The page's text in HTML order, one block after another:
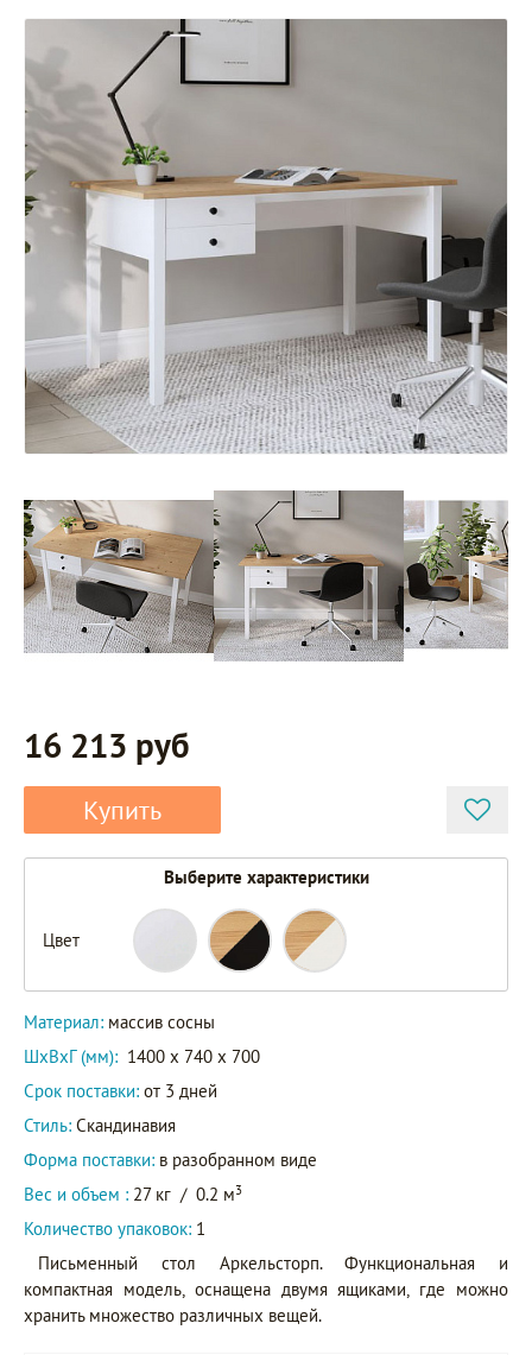
16 213 руб
Купить
Выберите характеристики
Цвет
Материал: массив сосны
ШxВxГ (мм): 1400 x 740 x 700
Срок поставки: от 3 дней
Стиль: Скандинавия
Форма поставки: в разобранном виде
Вес и объем : 27 кг / 0.2 м3
Количество упаковок: 1
Письменный стол Аркельсторп. Функциональная и
компактная модель, оснащена двумя ящиками, где можно
хранить множество различных вещей.